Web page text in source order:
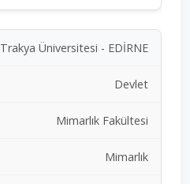
Trakya Üniversitesi - EDİRNE
Devlet
Mimarlık Fakültesi
Mimarlık